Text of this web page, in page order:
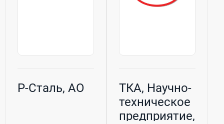
Р-Сталь, АО
ТКА, Научно-
техническое
предприятие,